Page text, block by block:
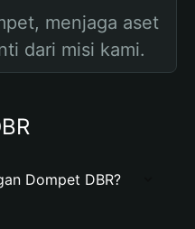
menjaga aset
dari misi kami.
Dompet DBR?